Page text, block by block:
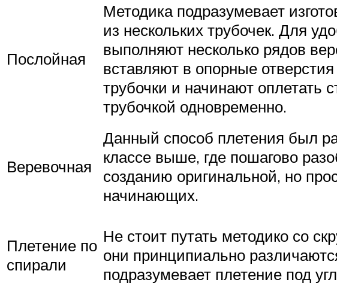
Послойная
Методика подразумевает
из нескольких трубочек. Для
выполняют несколько рядов
вставляют в опорные
трубочки и начинают оплетать
трубочкой одновременно.
Веревочная
Данный способ плетения был
классе выше, где пошагово
созданию оригинальной, но
начинающих.
Плетение по
спирали
Не стоит путать методико со
они принципиально
подразумевает плетение под